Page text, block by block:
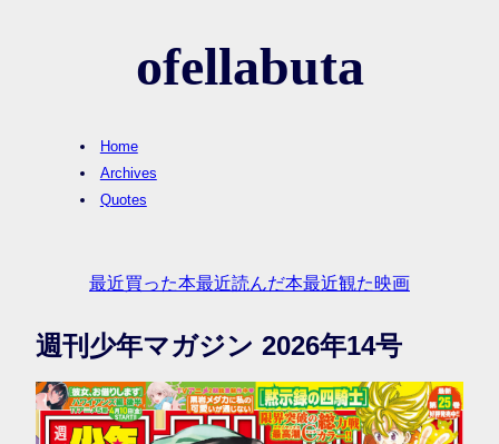
ofellabuta
Home
Archives
Quotes
最近買った本最近読んだ本最近観た映画
週刊少年マガジン 2026年14号